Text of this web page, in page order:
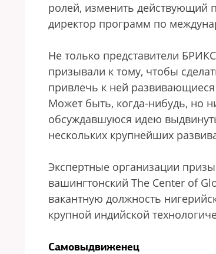
ролей, изменить действующий
директор программ по
Не только представители
призывали к тому, чтобы
привлечь к ней
Может быть, когда-нибудь, но
обсуждавшуюся идею
нескольких крупнейших
Экспертные организации
вашингтонский The Center of
вакантную должность
крупной индийской
Самовыдвиженец